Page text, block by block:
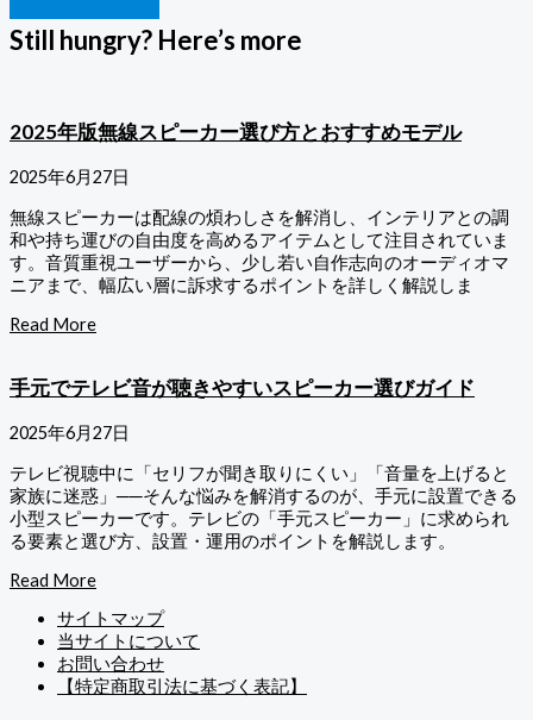
Still hungry? Here’s more
2025年版無線スピーカー選び方とおすすめモデル
2025年6月27日
無線スピーカーは配線の煩わしさを解消し、インテリアとの調
和や持ち運びの自由度を高めるアイテムとして注目されていま
す。音質重視ユーザーから、少し若い自作志向のオーディオマ
ニアまで、幅広い層に訴求するポイントを詳しく解説しま
Read More
手元でテレビ音が聴きやすいスピーカー選びガイド
2025年6月27日
テレビ視聴中に「セリフが聞き取りにくい」「音量を上げると
家族に迷惑」──そんな悩みを解消するのが、手元に設置できる
小型スピーカーです。テレビの「手元スピーカー」に求められ
る要素と選び方、設置・運用のポイントを解説します。
Read More
サイトマップ
当サイトについて
お問い合わせ
【特定商取引法に基づく表記】